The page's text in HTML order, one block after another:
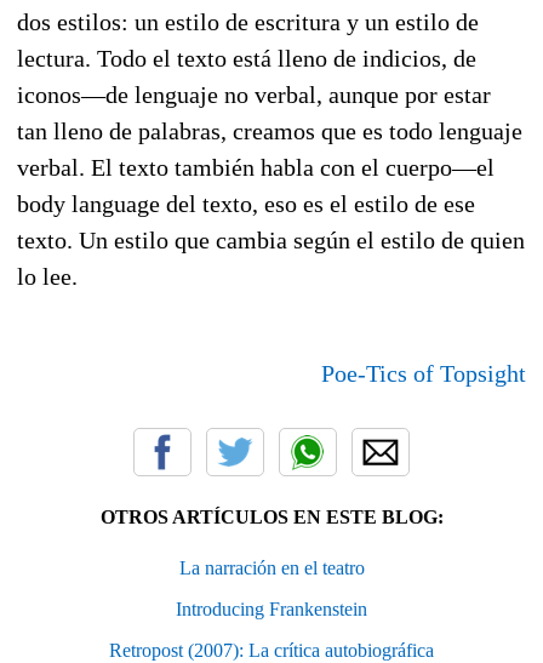
dos estilos: un estilo de escritura y un estilo de
lectura. Todo el texto está lleno de indicios, de
iconos—de lenguaje no verbal, aunque por estar
tan lleno de palabras, creamos que es todo lenguaje
verbal. El texto también habla con el cuerpo—el
body language del texto, eso es el estilo de ese
texto. Un estilo que cambia según el estilo de quien
lo lee.
Poe-Tics of Topsight
OTROS ARTÍCULOS EN ESTE BLOG:
La narración en el teatro
Introducing Frankenstein
Retropost (2007): La crítica autobiográfica